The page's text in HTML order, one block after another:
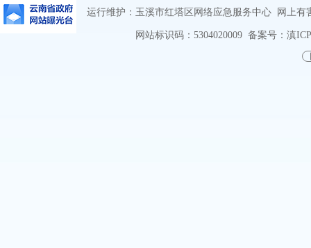
运行维护：玉溪市红塔区网络应急服务中心 网上有
网站标识码：5304020009备案号：滇